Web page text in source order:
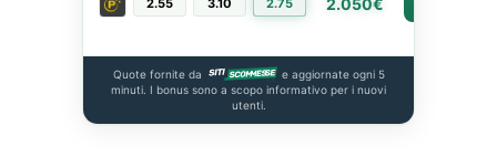
2.55 3.10 2.75
Quote fornite da
e aggiornate ogni 5
minuti. I bonus sono a scopo informativo per i nuovi
utenti.